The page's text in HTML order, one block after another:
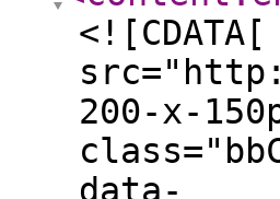
200-x-
data-